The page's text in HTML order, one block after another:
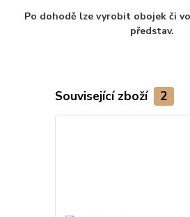
Po dohodě lze vyrobit obojek či
představ.
Související zboží 2